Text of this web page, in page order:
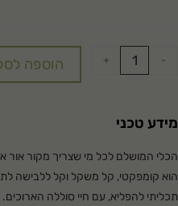
-
+ הוספה
מידע טכני
הכלי המושלם לכל מי שצריך מקור אור
הוא קומפקטי, קל משקל וקל ללבישה
תכליתי להפליא, עם חיי סוללה הארוכים.